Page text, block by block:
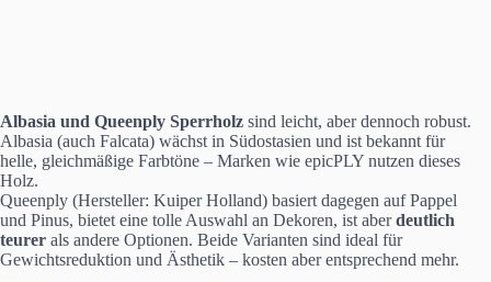
Albasia und Queenply Sperrholz sind leicht, aber dennoch robust.
Albasia (auch Falcata) wächst in Südostasien und ist bekannt für
helle, gleichmäßige Farbtöne – Marken wie epicPLY nutzen dieses
Holz.
Queenply (Hersteller: Kuiper Holland) basiert dagegen auf Pappel
und Pinus, bietet eine tolle Auswahl an Dekoren, ist aberdeutlich
teurer als andere Optionen. Beide Varianten sind ideal für
Gewichtsreduktion und Ästhetik – kosten aber entsprechend mehr.